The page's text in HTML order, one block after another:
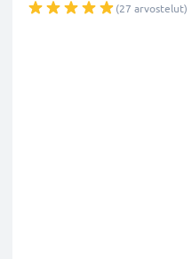
(27 arvostelut)